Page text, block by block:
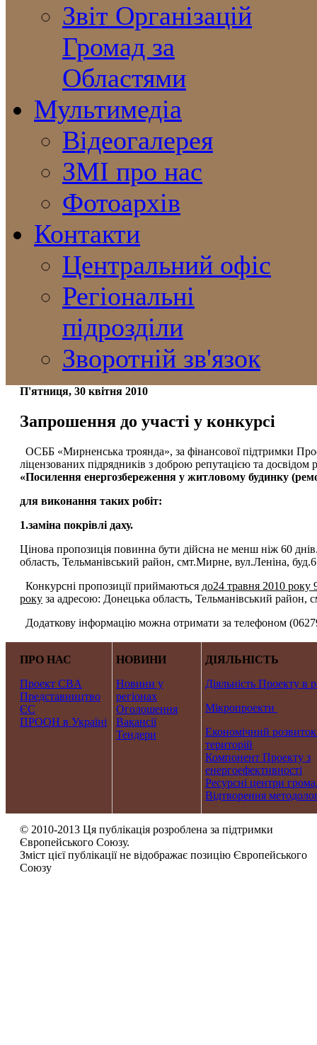
Звіт Організацій
Громад за
Областями
Мультимедіа
Відеогалерея
ЗМІ про нас
Фотоархів
Контакти
Центральний офіс
Регіональні
підрозділи
Зворотній зв'язок
П'ятниця, 30 квітня 2010
Запрошення до участі у конкурсі
ОСББ «Мирненська троянда», за фінансової підтримки
ліцензованих підрядників з доброю репутацією та
«Посилення енергозбереження у житловому будинку
для виконання таких робіт:
1.заміна покрівлі даху.
Цінова пропозиція повинна бути дійсна не менш ніж 60
область, Тельманівський район, смт.Мирне, вул.Леніна,
Конкурсні пропозиції приймаються до24 травня 2010 року
року за адресою: Донецька область, Тельманівський район,
Додаткову інформацію можна отримати за телефоном
ПРО НАС
Проект CBA
Представництво
ЄС
ПРООН в Україні
НОВИНИ
Новини у
регіонах
Оголошення
Вакансії
Тендери
ДІЯЛЬНІСТЬ
Діяльність Проекту в
Мікропроекти
Економічний розвиток
територій
Компонент Проекту з
енергоефективності
Ресурсні центри
Відтворення
© 2010-2013 Ця публікація розроблена за підтримки
Європейського Союзу.
Зміст цієї публікації не відображає позицію Європейського
Союзу